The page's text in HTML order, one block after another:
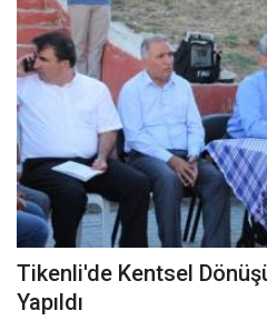
Tikenli'de Kentsel
Yapıldı